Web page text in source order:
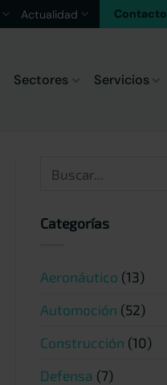
Actualidad Contacto
Sectores Servicios
Categorías
Aeronáutico (13)
Automoción (52)
Construcción (10)
Defensa (7)